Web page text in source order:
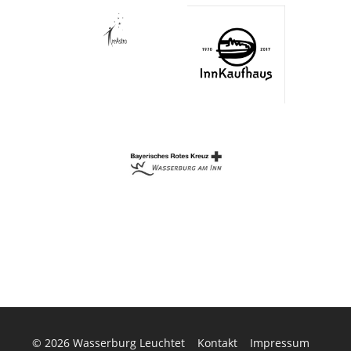
© 2026 Wasserburg Leuchtet Kontakt
Impressum